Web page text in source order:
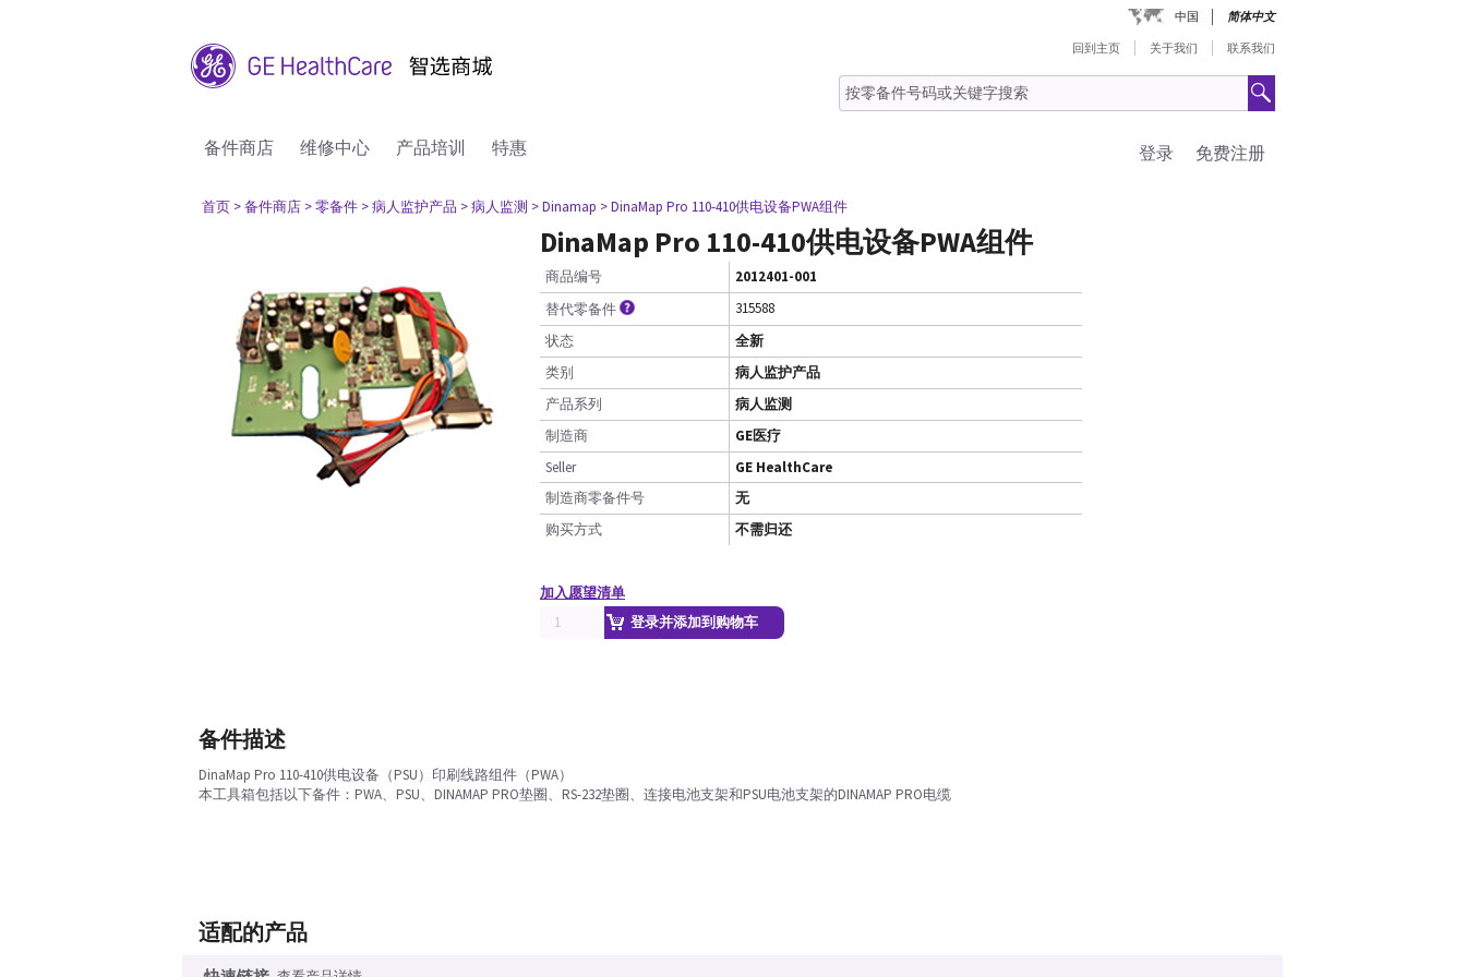
中国 简体中文
回到主页 关于我们 联系我们
备件商店 维修中心 产品培训 特惠 免费注册
登录
首页 > 备件商店 > 零备件 > 病人监护产品 > 病人监测 > Dinamap > DinaMap Pro 110-410供电设备PWA组件
DinaMap Pro 110-410供电设备PWA组件
商品编号
2012401-001
替代零备件
315588
状态
全新
类别
病人监护产品
产品系列
病人监测
制造商
GE医疗
Seller
GE HealthCare
制造商零备件号
无
购买方式
不需归还
加入愿望清单
登录并添加到购物车
备件描述
DinaMap Pro 110-410供电设备（PSU）印刷线路组件（PWA）
本工具箱包括以下备件：PWA、PSU、DINAMAP PRO垫圈、RS-232垫圈、连接电池支架和PSU电池支架的DINAMAP PRO电缆
适配的产品